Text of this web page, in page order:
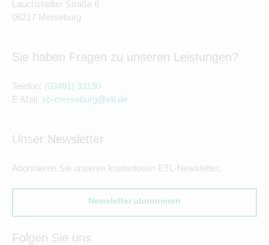
Lauchstädter Straße 6
06217 Merseburg
Sie haben Fragen zu unseren Leistungen?
Telefon: (03461) 33190
E-Mail: sp-merseburg@etl.de
Unser Newsletter
Abonnieren Sie unseren kostenlosen ETL-Newsletter.
Newsletter abonnieren
Folgen Sie uns